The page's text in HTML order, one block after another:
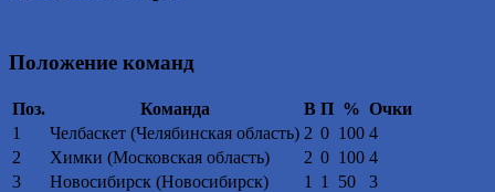
Положение команд
Поз. Команда В П % Очки
1
Челбаскет (Челябинская область) 2 0 100 4
2
Химки (Московская область) 2 0 100 4
3
Новосибирск (Новосибирск) 1 1 50
3